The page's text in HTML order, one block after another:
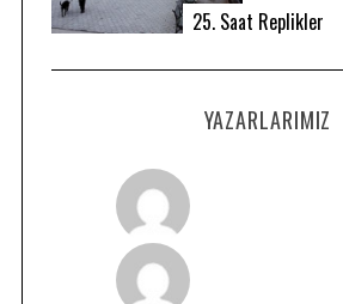
25. Saat Replikler
YAZARLARIMIZ